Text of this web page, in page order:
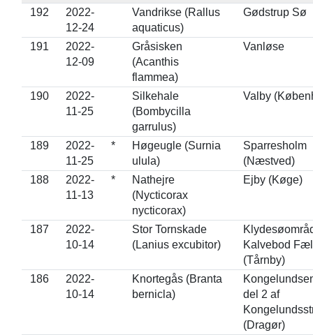
192
2022-
12-24
Vandrikse (Rallus
aquaticus)
Gødstrup Sø
191
2022-
12-09
Gråsisken
(Acanthis
flammea)
Vanløse
190
2022-
11-25
Silkehale
(Bombycilla
garrulus)
Valby
189
2022-
11-25
*
Høgeugle (Surnia
ulula)
Sparresholm
(Næstved)
188
2022-
11-13
*
Nathejre
(Nycticorax
nycticorax)
Ejby (Køge)
187
2022-
10-14
Stor Tornskade
(Lanius excubitor)
Kalvebod
(Tårnby)
186
2022-
10-14
Knortegås (Branta
bernicla)
del 2 af
(Dragør)